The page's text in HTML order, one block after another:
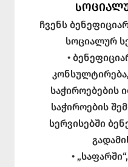
ჩვენს
სოციალურ
•
საჭიროებების
საჭიროების
სერვისებში
•